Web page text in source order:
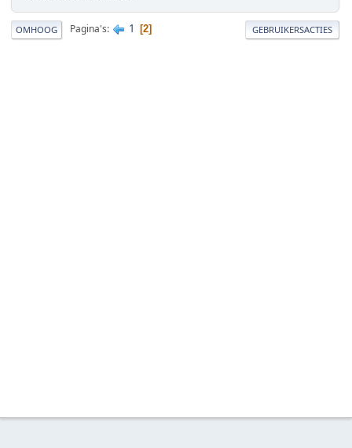
OMHOOG Pagina's 1 2 GEBRUIKERSACTIES